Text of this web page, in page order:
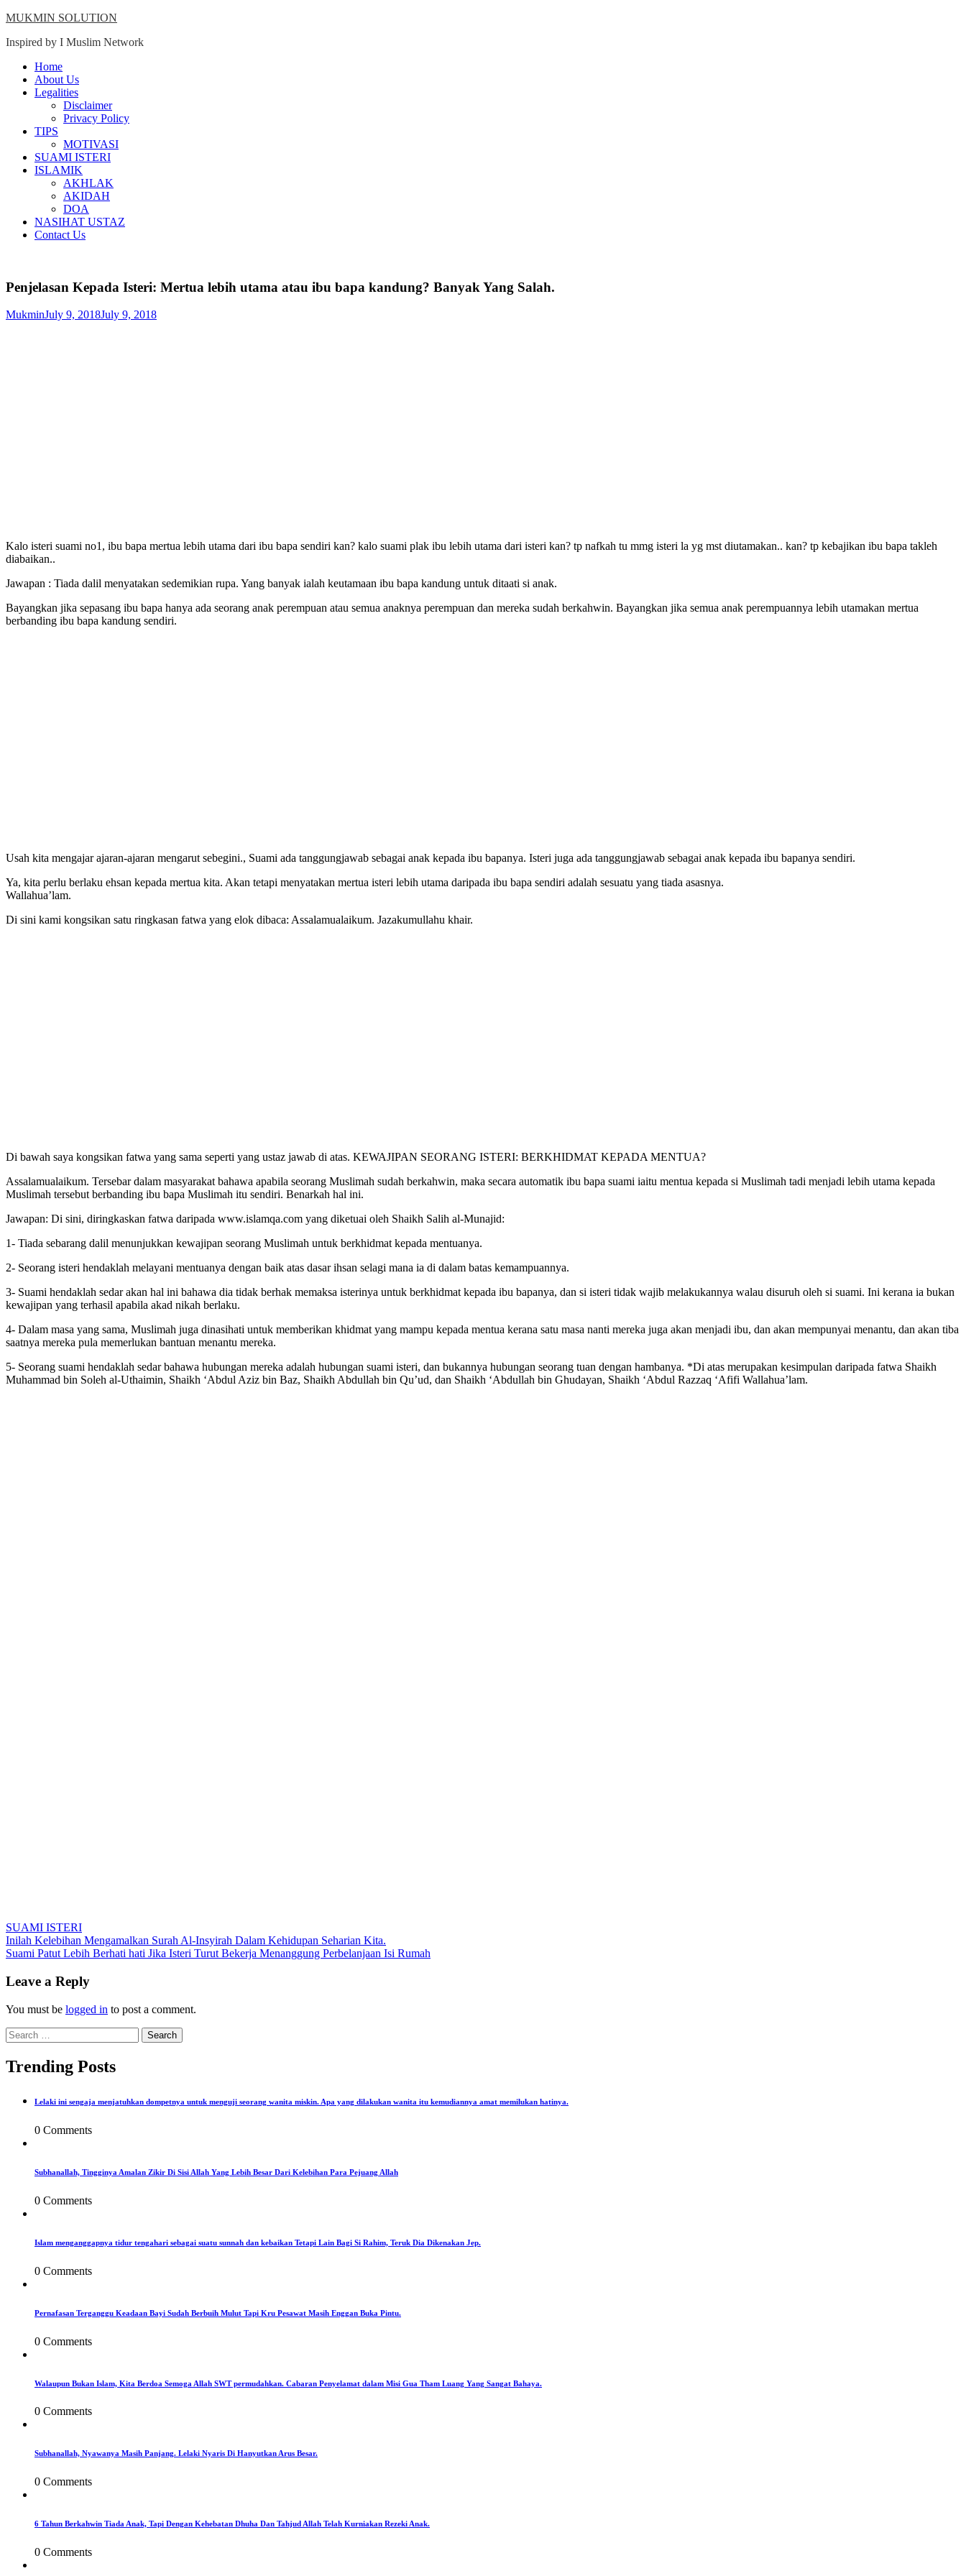
Skip
content
MUKMIN SOLUTION
Inspired by I Muslim Network
Close
Menu
Home
About Us
Legalities
Disclaimer
Privacy Policy
TIPS
MOTIVASI
SUAMI ISTERI
ISLAMIK
AKHLAK
AKIDAH
DOA
NASIHAT USTAZ
Contact Us
Penjelasan Kepada Isteri: Mertua lebih utama atau ibu bapa kandung? Banyak Yang Salah.
MukminJuly 9, 2018July 9, 2018
Kalo isteri suami no1, ibu bapa mertua lebih utama dari ibu bapa sendiri kan? kalo suami plak ibu lebih utama dari isteri kan? tp nafkah tu mmg isteri la yg mst diutamakan.. kan? tp kebajikan ibu bapa takleh
diabaikan..
Jawapan : Tiada dalil menyatakan sedemikian rupa. Yang banyak ialah keutamaan ibu bapa kandung untuk ditaati si anak.
Bayangkan jika sepasang ibu bapa hanya ada seorang anak perempuan atau semua anaknya perempuan dan mereka sudah berkahwin. Bayangkan jika semua anak perempuannya lebih utamakan mertua
berbanding ibu bapa kandung sendiri.
Usah kita mengajar ajaran-ajaran mengarut sebegini., Suami ada tanggungjawab sebagai anak kepada ibu bapanya. Isteri juga ada tanggungjawab sebagai anak kepada ibu bapanya sendiri.
Ya, kita perlu berlaku ehsan kepada mertua kita. Akan tetapi menyatakan mertua isteri lebih utama daripada ibu bapa sendiri adalah sesuatu yang tiada asasnya.
Wallahua’lam.
Di sini kami kongsikan satu ringkasan fatwa yang elok dibaca: Assalamualaikum. Jazakumullahu khair.
Di bawah saya kongsikan fatwa yang sama seperti yang ustaz jawab di atas. KEWAJIPAN SEORANG ISTERI: BERKHIDMAT KEPADA MENTUA?
Assalamualaikum. Tersebar dalam masyarakat bahawa apabila seorang Muslimah sudah berkahwin, maka secara automatik ibu bapa suami iaitu mentua kepada si Muslimah tadi menjadi lebih utama kepada
Muslimah tersebut berbanding ibu bapa Muslimah itu sendiri. Benarkah hal ini.
Jawapan: Di sini, diringkaskan fatwa daripada www.islamqa.com yang diketuai oleh Shaikh Salih al-Munajid:
1- Tiada sebarang dalil menunjukkan kewajipan seorang Muslimah untuk berkhidmat kepada mentuanya.
2- Seorang isteri hendaklah melayani mentuanya dengan baik atas dasar ihsan selagi mana ia di dalam batas kemampuannya.
3- Suami hendaklah sedar akan hal ini bahawa dia tidak berhak memaksa isterinya untuk berkhidmat kepada ibu bapanya, dan si isteri tidak wajib melakukannya walau disuruh oleh si suami. Ini kerana ia bukan
kewajipan yang terhasil apabila akad nikah berlaku.
4- Dalam masa yang sama, Muslimah juga dinasihati untuk memberikan khidmat yang mampu kepada mentua kerana satu masa nanti mereka juga akan menjadi ibu, dan akan mempunyai menantu, dan akan tiba
saatnya mereka pula memerlukan bantuan menantu mereka.
5- Seorang suami hendaklah sedar bahawa hubungan mereka adalah hubungan suami isteri, dan bukannya hubungan seorang tuan dengan hambanya. *Di atas merupakan kesimpulan daripada fatwa Shaikh
Muhammad bin Soleh al-Uthaimin, Shaikh ‘Abdul Aziz bin Baz, Shaikh Abdullah bin Qu’ud, dan Shaikh ‘Abdullah bin Ghudayan, Shaikh ‘Abdul Razzaq ‘Afifi Wallahua’lam.
SUAMI ISTERI
Post
navigation
Inilah Kelebihan Mengamalkan Surah Al-Insyirah Dalam Kehidupan Seharian Kita.
Suami Patut Lebih Berhati hati Jika Isteri Turut Bekerja Menanggung Perbelanjaan Isi Rumah
Leave a Reply
You must be logged in to post a comment.
Search
for:
Trending Posts
Lelaki ini sengaja menjatuhkan dompetnya untuk menguji seorang wanita miskin. Apa yang dilakukan wanita itu kemudiannya amat memilukan hatinya.
0 Comments
Subhanallah, Tingginya Amalan Zikir Di Sisi Allah Yang Lebih Besar Dari Kelebihan Para Pejuang Allah
0 Comments
Islam menganggapnya tidur tengahari sebagai suatu sunnah dan kebaikan Tetapi Lain Bagi Si Rahim, Teruk Dia Dikenakan Jep.
0 Comments
Pernafasan Terganggu Keadaan Bayi Sudah Berbuih Mulut Tapi Kru Pesawat Masih Enggan Buka Pintu.
0 Comments
Walaupun Bukan Islam, Kita Berdoa Semoga Allah SWT permudahkan. Cabaran Penyelamat dalam Misi Gua Tham Luang Yang Sangat Bahaya.
0 Comments
Subhanallah, Nyawanya Masih Panjang. Lelaki Nyaris Di Hanyutkan Arus Besar.
0 Comments
6 Tahun Berkahwin Tiada Anak, Tapi Dengan Kehebatan Dhuha Dan Tahjud Allah Telah Kurniakan Rezeki Anak.
0 Comments